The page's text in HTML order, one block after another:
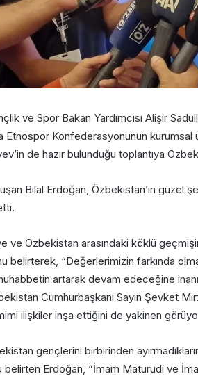
ve Spor Bakan Yardımcısı Alişir
Etnospor Konfederasyonunun
de hazır bulunduğu toplantıya
Bilal Erdoğan, Özbekistan’ın güzel
ve Özbekistan arasındaki köklü
belirterek, “Değerlerimizin farkında
artarak devam edeceğine
Cumhurbaşkanı Sayın Şevket
ilişkiler inşa ettiğini de yakinen
gençlerini birbirinden
belirten Erdoğan, “İmam Maturudi ve